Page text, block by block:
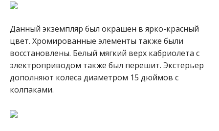
Данный экземпляр был окрашен в ярко-красный
цвет. Хромированные элементы также были
восстановлены. Белый мягкий верх кабриолета с
электроприводом также был перешит. Экстерьер
дополняют колеса диаметром 15 дюймов с
колпаками.